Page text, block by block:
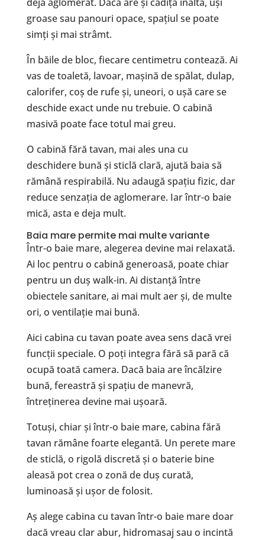
groase sau panouri opace, spațiul se poate
simți și mai strâmt.
În băile de bloc, fiecare centimetru contează. Ai
vas de toaletă, lavoar, mașină de spălat, dulap,
calorifer, coș de rufe și, uneori, o ușă care se
deschide exact unde nu trebuie. O cabină
masivă poate face totul mai greu.
O cabină fără tavan, mai ales una cu
deschidere bună și sticlă clară, ajută baia să
rămână respirabilă. Nu adaugă spațiu fizic, dar
reduce senzația de aglomerare. Iar într-o baie
mică, asta e deja mult.
Baia mare permite mai multe variante
Într-o baie mare, alegerea devine mai relaxată.
Ai loc pentru o cabină generoasă, poate chiar
pentru un duș walk-in. Ai distanță între
obiectele sanitare, ai mai mult aer și, de multe
ori, o ventilație mai bună.
Aici cabina cu tavan poate avea sens dacă vrei
funcții speciale. O poți integra fără să pară că
ocupă toată camera. Dacă baia are încălzire
bună, fereastră și spațiu de manevră,
întreținerea devine mai ușoară.
Totuși, chiar și într-o baie mare, cabina fără
tavan rămâne foarte elegantă. Un perete mare
de sticlă, o rigolă discretă și o baterie bine
aleasă pot crea o zonă de duș curată,
luminoasă și ușor de folosit.
Aș alege cabina cu tavan într-o baie mare doar
dacă vreau clar abur, hidromasaj sau o incintă